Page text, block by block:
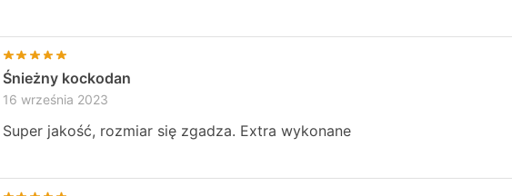
Śnieżny kockodan
16 września 2023
Super jakość, rozmiar się zgadza. Extra wykonane